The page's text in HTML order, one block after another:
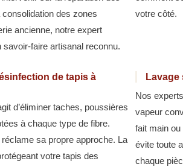
des zones
ancienne, notre expert
faire artisanal reconnu.
votre côté.
de tapis à
d’éliminer taches, poussières
à chaque type de fibre.
sa propre approche. La
votre tapis des
Nos
vapeur
fait main
évite toute
chaque